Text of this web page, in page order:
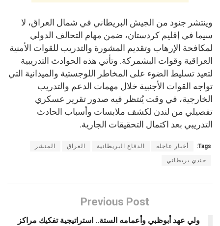
وينتشر جنود من الجيش البريطاني في شمال العراق، لا
سيما في إقليم كردستان، ضمن مهام التحالف الدولي
لمكافحة الإرهاب وتقديم المشورة والتدريب للقوات الأمنية
العراقية وقوات البشمركة. وتأتي هذه الحوادث التدريبية
لتعيد تسليط الضوء على المخاطر اللوجستية والميدانية التي
تواجه القوات الأجنبية خلال مهمات الدعم والتدريب
الخارجية، في وقت يُنتظر فيه صدور تقرير عسكري
تفصيلي من لندن لكشف ملابسات وأسباب الحادث
التدريبي بعد اكتمال التحقيقات الجارية.
Tags: أخبار عاجله الدفاع البريطانية العراق المنشر
جندي بريطاني
Previous Post
ولي عهد أبوظبي وأعمامه الستة.. استراتيجية تفكيك مراكز